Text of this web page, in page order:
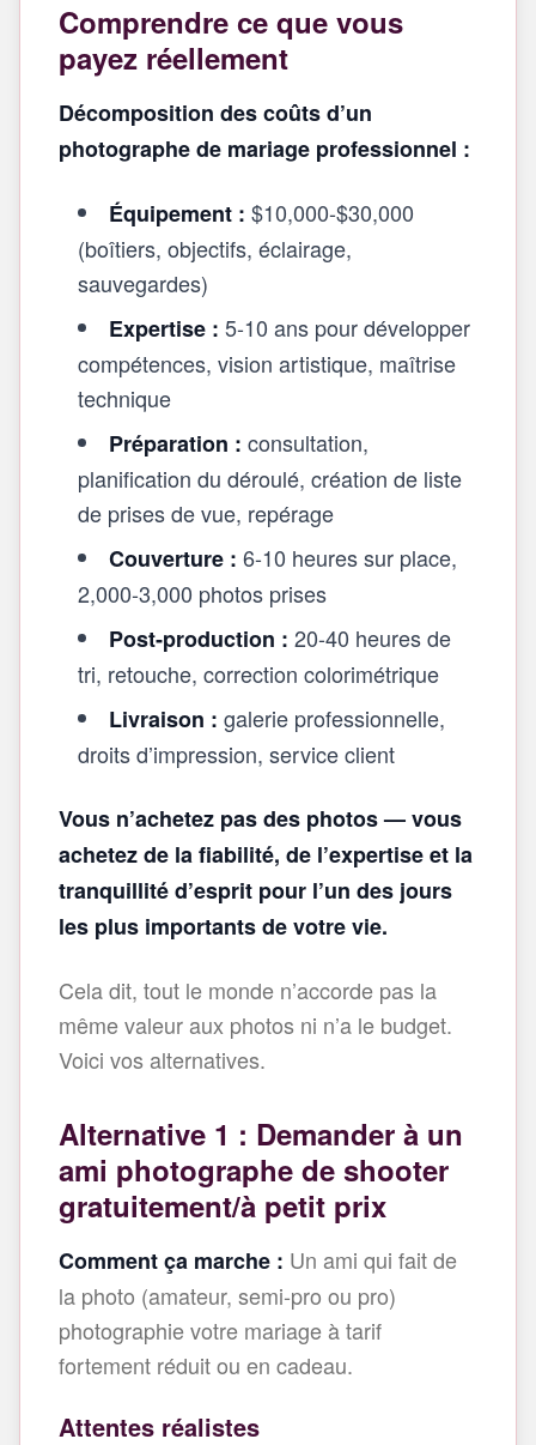
Comprendre ce que vous
payez réellement
Décomposition des coûts d’un
photographe de mariage professionnel :
Équipement : $10,000-$30,000
(boîtiers, objectifs, éclairage,
sauvegardes)
Expertise : 5-10 ans pour développer
compétences, vision artistique, maîtrise
technique
Préparation : consultation,
planification du déroulé, création de liste
de prises de vue, repérage
Couverture : 6-10 heures sur place,
2,000-3,000 photos prises
Post‑production : 20-40 heures de
tri, retouche, correction colorimétrique
Livraison : galerie professionnelle,
droits d’impression, service client
Vous n’achetez pas des photos — vous
achetez de la fiabilité, de l’expertise et la
tranquillité d’esprit pour l’un des jours
les plus importants de votre vie.
Cela dit, tout le monde n’accorde pas la
même valeur aux photos ni n’a le budget.
Voici vos alternatives.
Alternative 1 : Demander à un
ami photographe de shooter
gratuitement/à petit prix
Comment ça marche : Un ami qui fait de
la photo (amateur, semi‑pro ou pro)
photographie votre mariage à tarif
fortement réduit ou en cadeau.
Attentes réalistes